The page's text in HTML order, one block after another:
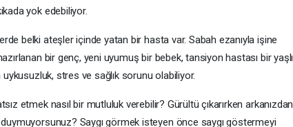
yok edebiliyor.
belki ateşler içinde yatan bir hasta var. Sabah ezanıyla işine
bir genç, yeni uyumuş bir bebek, tansiyon hastası bir yaşlı
stres ve sağlık sorunu olabiliyor.
etmek nasıl bir mutluluk verebilir? Gürültü çıkarırken arkanızdan
Saygı görmek isteyen önce saygı göstermeyi